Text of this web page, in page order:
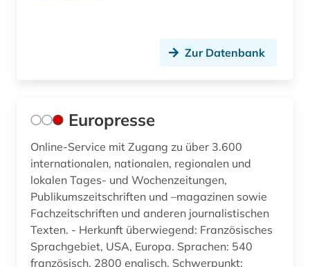
Zur Datenbank
Europresse
Online-Service mit Zugang zu über 3.600
internationalen, nationalen, regionalen und
lokalen Tages- und Wochenzeitungen,
Publikumszeitschriften und –magazinen sowie
Fachzeitschriften und anderen journalistischen
Texten. - Herkunft überwiegend: Französisches
Sprachgebiet, USA, Europa. Sprachen: 540
französisch, 2800 englisch. Schwerpunkt: